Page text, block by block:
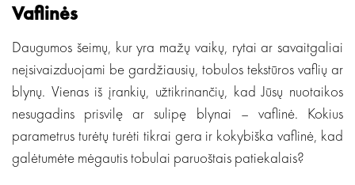
Vaflinės
Daugumos šeimų, kur yra mažų vaikų, rytai ar savaitgaliai
neįsivaizduojami be gardžiausių, tobulos tekstūros vaflių ar
blynų. Vienas iš įrankių, užtikrinančių, kad Jūsų nuotaikos
nesugadins prisvilę ar sulipę blynai – vaflinė. Kokius
parametrus turėtų turėti tikrai gera ir kokybiška vaflinė, kad
galėtumėte mėgautis tobulai paruoštais patiekalais?